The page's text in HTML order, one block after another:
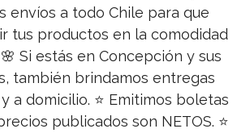
envíos a todo Chile para que
tus productos en la comodidad
Si estás en Concepción y sus
también brindamos entregas
a domicilio. ⭐ Emitimos boletas
publicados son NETOS. ⭐